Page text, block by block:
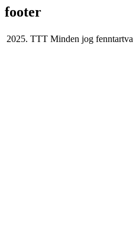
footer
2025. TTT Minden jog fenntartva